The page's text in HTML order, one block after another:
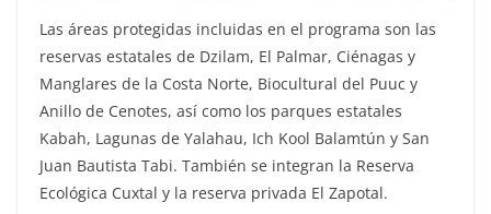
Las áreas protegidas incluidas en el programa son las
reservas estatales de Dzilam, El Palmar, Ciénagas y
Manglares de la Costa Norte, Biocultural del Puuc y
Anillo de Cenotes, así como los parques estatales
Kabah, Lagunas de Yalahau, Ich Kool Balamtún y San
Juan Bautista Tabi. También se integran la Reserva
Ecológica Cuxtal y la reserva privada El Zapotal.